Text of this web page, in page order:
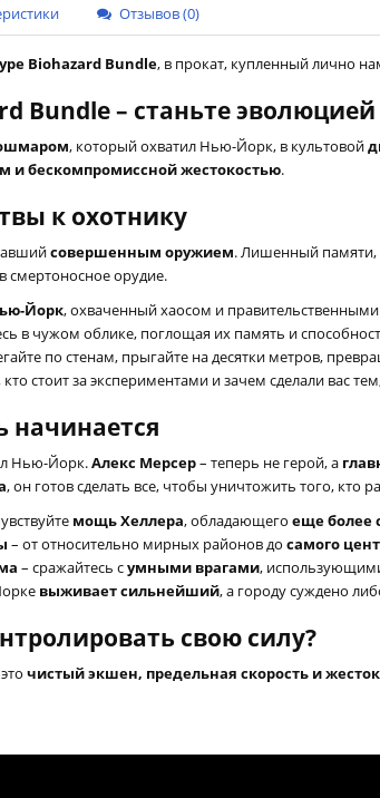
Отзывов (0)
Biohazard Bundle, в прокат, купленный лично
Bundle – станьте
, который охватил Нью-Йорк, в культовой
и бескомпромиссной жестокостью.
к охотнику
совершенным оружием. Лишенный
в смертоносное орудие.
Йорк, охваченный хаосом и
в чужом облике, поглощая их память и
по стенам, прыгайте на десятки метров,
стоит за экспериментами и зачем сделали вас
начинается
Нью-Йорк.Алекс Мерсер– теперь не герой, а
, он готов сделать все, чтобы уничтожить того, кто
мощь Хеллера, обладающего еще более
– от относительно мирных районов до самого
– сражайтесь сумными врагами,
выживает сильнейший, а городу суждено
свою силу?
чистый экшен, предельная скорость и